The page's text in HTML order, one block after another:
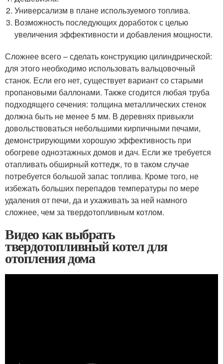
Универсализм в плане используемого топлива.
Возможность последующих доработок с целью
увеличения эффективности и добавления мощности.
Сложнее всего – сделать конструкцию цилиндрической:
для этого необходимо использовать вальцовочный
станок. Если его нет, существует вариант со старыми
пропановыми баллонами. Также сгодится любая труба
подходящего сечения: толщина металлических стенок
должна быть не менее 5 мм. В деревнях привыкли
довольствоваться небольшими кирпичными печами,
демонстрирующими хорошую эффективность при
обогреве одноэтажных домов и дач. Если же требуется
отапливать обширный коттедж, то в таком случае
потребуется большой запас топлива. Кроме того, не
избежать больших перепадов температуры по мере
удаления от печи, да и ухаживать за ней намного
сложнее, чем за твердотопливным котлом.
Видео как выбрать
твердотопливный котел для
отопления дома